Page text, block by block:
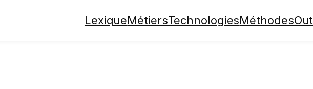
LexiqueMétiersTechnologiesMéthodes